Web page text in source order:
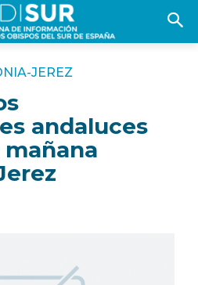
JEREZ
andaluces